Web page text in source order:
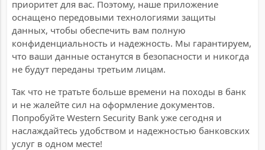
приоритет для вас. Поэтому, наше приложение
оснащено передовыми технологиями защиты
данных, чтобы обеспечить вам полную
конфиденциальность и надежность. Мы гарантируем,
что ваши данные останутся в безопасности и никогда
не будут переданы третьим лицам.
Так что не тратьте больше времени на походы в банк
и не жалейте сил на оформление документов.
Попробуйте Western Security Bank уже сегодня и
наслаждайтесь удобством и надежностью банковских
услуг в одном месте!